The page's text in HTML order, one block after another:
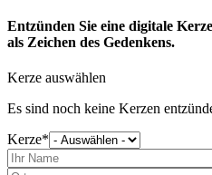
Entzünden Sie eine digitale Kerze
als Zeichen des Gedenkens.
Kerze auswählen
Es sind noch keine Kerzen
Kerze
wählen
Sie